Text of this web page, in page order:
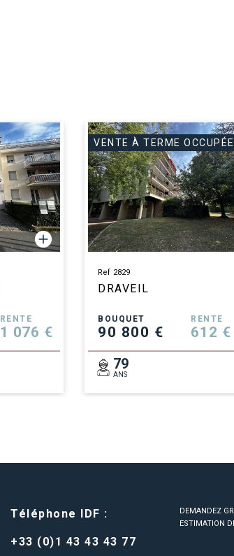
RENTE
1 076 €
VENTE À TERME OCCUPÉE
Ref 2829
DRAVEIL
BOUQUET
90 800 €
RENTE
612 €
79
ANS
Téléphone IDF :
+33 (0)1 43 43 43 77
DEMANDEZ
ESTIMATION